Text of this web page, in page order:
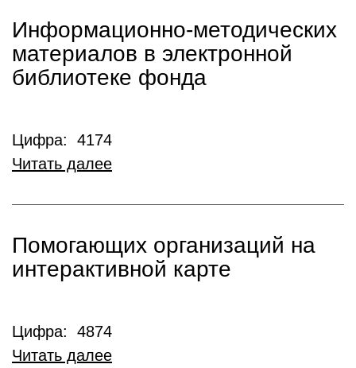
Информационно-методических
материалов в электронной
библиотеке фонда
Цифра: 4174
Читать далее
Помогающих организаций на
интерактивной карте
Цифра: 4874
Читать далее